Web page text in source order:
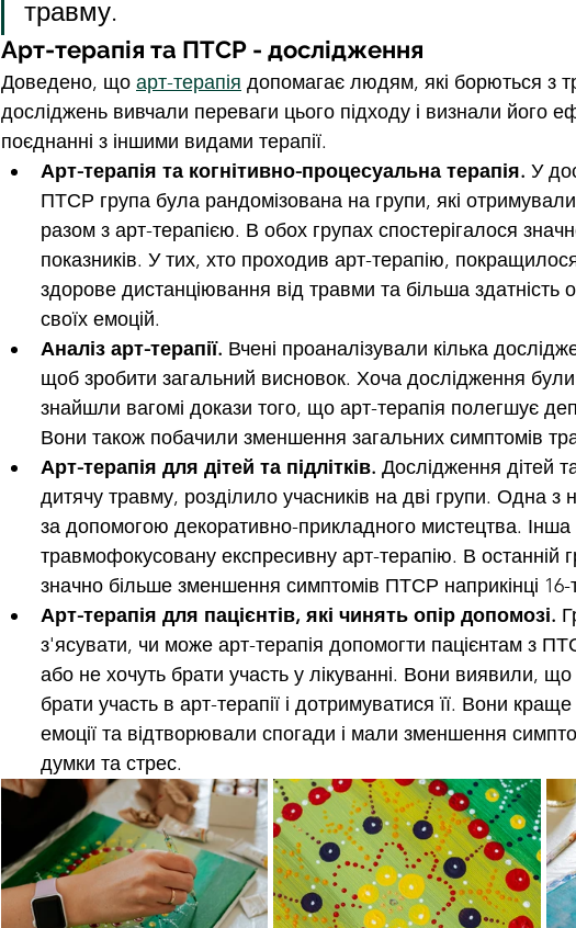
травму.
Арт-терапія та ПТСР - дослідження
Доведено, що арт-терапія допомагає людям, які борються з
досліджень вивчали переваги цього підходу і визнали його
поєднанні з іншими видами терапії.
Арт-терапія та когнітивно-процесуальна терапія. У
ПТСР група була рандомізована на групи, які
разом з арт-терапією. В обох групах спостерігалося
показників. У тих, хто проходив арт-терапію,
здорове дистанціювання від травми та більша здатність
своїх емоцій.
Аналіз арт-терапії. Вчені проаналізували кілька
щоб зробити загальний висновок. Хоча дослідження
знайшли вагомі докази того, що арт-терапія полегшує
Вони також побачили зменшення загальних симптомів
Арт-терапія для дітей та підлітків. Дослідження дітей
дитячу травму, розділило учасників на дві групи. Одна з
за допомогою декоративно-прикладного мистецтва.
травмофокусовану експресивну арт-терапію. В останній
значно більше зменшення симптомів ПТСР наприкінці
Арт-терапія для пацієнтів, які чинять опір допомозі.
з'ясувати, чи може арт-терапія допомогти пацієнтам з
або не хочуть брати участь у лікуванні. Вони виявили, що
брати участь в арт-терапії і дотримуватися її. Вони
емоції та відтворювали спогади і мали зменшення
думки та стрес.